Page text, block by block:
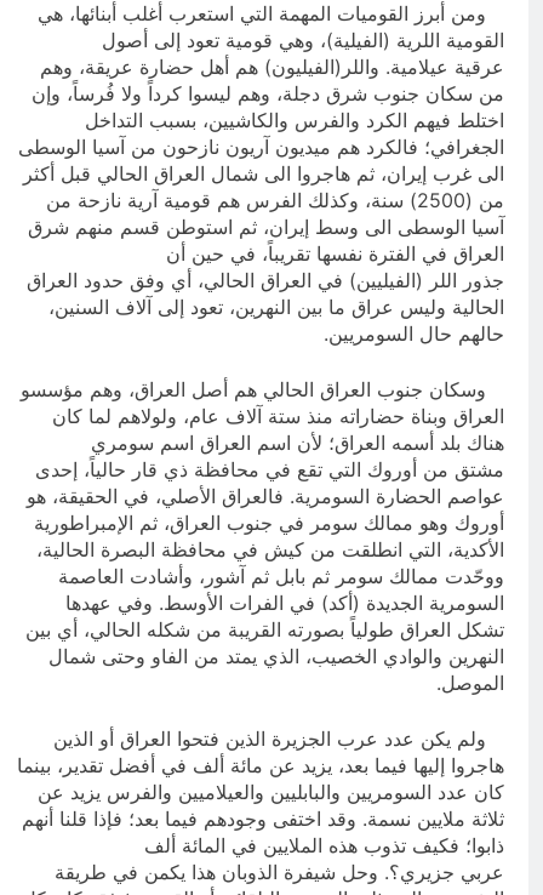
ومن أبرز القوميات المهمة التي استعرب أغلب أبنائها، هي
القومية اللرية (الفيلية)، وهي قومية تعود إلى أصول
عرقية عيلامية. واللر(الفيليون) هم أهل حضارة عريقة، وهم
من سكان جنوب شرق دجلة، وهم ليسوا كرداً ولا فُرساً، وإن
اختلط فيهم الكرد والفرس والكاشيين، بسبب التداخل
الجغرافي؛ فالكرد هم ميديون آريون نازحون من آسيا الوسطى
الى غرب إيران، ثم هاجروا الى شمال العراق الحالي قبل أكثر
من (2500) سنة، وكذلك الفرس هم قومية آرية نازحة من
آسيا الوسطى الى وسط إيران، ثم استوطن قسم منهم شرق
العراق في الفترة نفسها تقريباً، في حين أن
جذور اللر (الفيليين) في العراق الحالي، أي وفق حدود العراق
الحالية وليس عراق ما بين النهرين، تعود إلى آلاف السنين،
حالهم حال السومريين.
وسكان جنوب العراق الحالي هم أصل العراق، وهم مؤسسو
العراق وبناة حضاراته منذ ستة آلاف عام، ولولاهم لما كان
هناك بلد أسمه العراق؛ لأن اسم العراق اسم سومري
مشتق من أوروك التي تقع في محافظة ذي قار حالياً، إحدى
عواصم الحضارة السومرية. فالعراق الأصلي، في الحقيقة، هو
أوروك وهو ممالك سومر في جنوب العراق، ثم الإمبراطورية
الأكدية، التي انطلقت من كيش في محافظة البصرة الحالية،
ووحّدت ممالك سومر ثم بابل ثم آشور، وأشادت العاصمة
السومرية الجديدة (أكد) في الفرات الأوسط. وفي عهدها
تشكل العراق طولياً بصورته القريبة من شكله الحالي، أي بين
النهرين والوادي الخصيب، الذي يمتد من الفاو وحتى شمال
الموصل.
ولم يكن عدد عرب الجزيرة الذين فتحوا العراق أو الذين
هاجروا إليها فيما بعد، يزيد عن مائة ألف في أفضل تقدير، بينما
كان عدد السومريين والبابليين والعيلاميين والفرس يزيد عن
ثلاثة ملايين نسمة. وقد اختفى وجودهم فيما بعد؛ فإذا قلنا أنهم
ذابوا؛ فكيف تذوب هذه الملايين في المائة ألف
عربي جزيري؟. وحل شيفرة الذوبان هذا يكمن في طريقة